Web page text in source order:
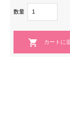
数量